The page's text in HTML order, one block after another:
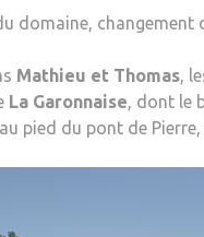
domaine, changement
Mathieu et Thomas,
La Garonnaise, dont le
pied du pont de